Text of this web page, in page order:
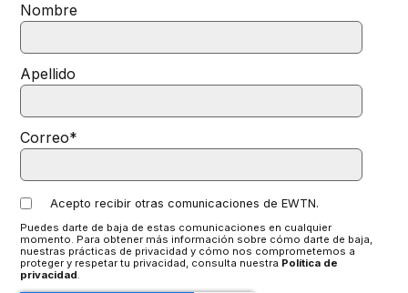
Nombre
Apellido
Correo*
Acepto recibir otras comunicaciones de EWTN.
Puedes darte de baja de estas comunicaciones en cualquier
momento. Para obtener más información sobre cómo darte de baja,
nuestras prácticas de privacidad y cómo nos comprometemos a
proteger y respetar tu privacidad, consulta nuestra Política de
privacidad.